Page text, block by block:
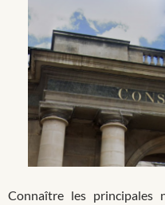
Connaître les principales